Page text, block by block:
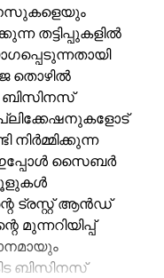
തട്ടിപ്പുകളില്‍
തൊഴില്‍
നിര്‍മ്മിക്കുന്ന
ഇപ്പോള്‍ സൈബര്‍
ട്രസ്റ്റ് ആന്‍ഡ്
മുന്നറിയിപ്പ്
ബിസിനസ്